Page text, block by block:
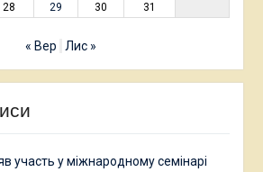
28 29 30 31
« Вер Лис »
участь у міжнародному семінарі